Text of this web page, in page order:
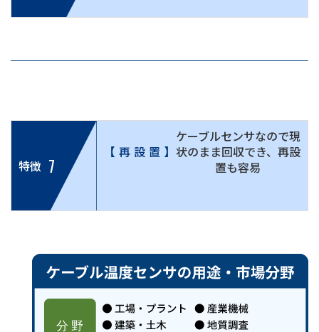
特徴 7
【再設置】
ケーブルセンサなので現
状のまま回収でき、再設
置も容易